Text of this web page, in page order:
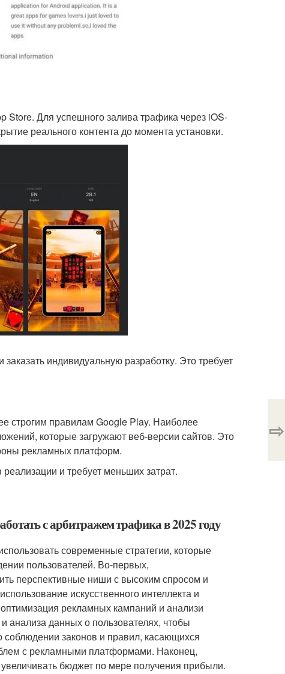
Store. Для успешного залива трафика через iOS-
реального контента до момента установки.
индивидуальную разработку. Это требует
строгим правилам Google Play. Наиболее
которые загружают веб-версии сайтов. Это
рекламных платформ.
и требует меньших затрат.
с арбитражем трафика в 2025 году
современные стратегии, которые
пользователей. Во-первых,
перспективные ниши с высоким спросом и
искусственного интеллекта и
рекламных кампаний и анализи
анализа данных о пользователях, чтобы
законов и правил, касающихся
с рекламными платформами. Наконец,
бюджет по мере получения прибыли.
⇨